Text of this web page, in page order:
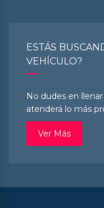
ESTÁS
VEHÍCULO?
No dudes en
atenderá lo más
Ver Más